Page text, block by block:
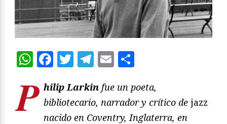
WhatsApp
Facebook
Twitter
Telegram
Email
P hilip Larkin fue un poeta,
bibliotecario, narrador y crítico de jazz
nacido en Coventry, Inglaterra, en